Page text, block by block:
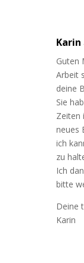
Karin
Guten
Arbeit
deine
Sie
Zeiten
neues
ich
zu
Ich
bitte
Deine
Karin